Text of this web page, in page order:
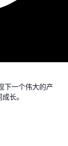
下一个伟大的产
长。